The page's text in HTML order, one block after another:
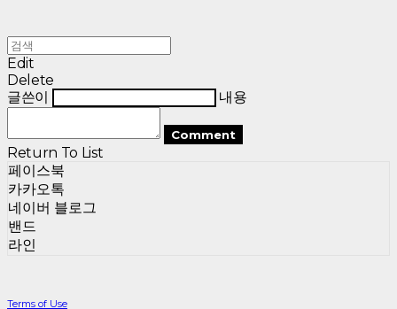
Edit
Delete
글쓴이
내용
Comment
Return To List
페이스북
카카오톡
네이버 블로그
밴드
라인
Terms of Use